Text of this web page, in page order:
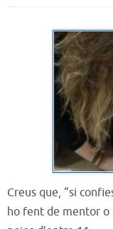
Creus que, “si
ho fent de mentor o